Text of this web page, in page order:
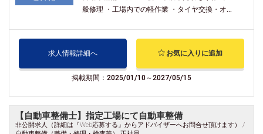
般修理 ・工場内での軽作業 ・タイヤ交換・オ...
求人情報詳細へ お気に入りに追加
掲載期間：2025/01/10～2027/05/15
【自動車整備士】指定工場にて自動車整備
非公開求人（詳細は『Web応募する』からアドバイザーへお問合せ頂けます） /